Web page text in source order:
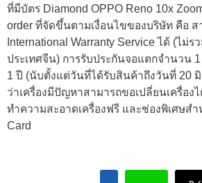
ที่มีบัตร Diamond OPPO Reno 10x
order ที่จัดขึ้นตามเงื่อนไขของบริษัท คือ ส
International Warranty Service ได้ (ไม่ร
ประเทศจีน) การรับประกันจอแตกจำนวน 1
1 ปี (นับตั้งแต่วันที่ได้รับสินค้าถึงวันที่ 20
ว่าเครื่องมีปัญหาสามารถขอเปลี่ยนเครื่อง
ทำความสะอาดเครื่องฟรี และช่องพิเศษส
Card